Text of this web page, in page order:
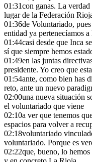
01:31con ganas. La
lugar de la Federación
01:36de Voluntariado,
entidad ya pertenecíamos
01:44casi desde que Inca
sí que siempre hemos
01:49en las juntas
presidente. Yo creo que
01:54ante, como bien has
reto, ante un nuevo
02:00una nueva situación
el voluntariado que viene
02:10a ver que tenemos
espacios para volver a
02:18voluntariado
voluntariado. Porque es
02:22que, bueno, lo